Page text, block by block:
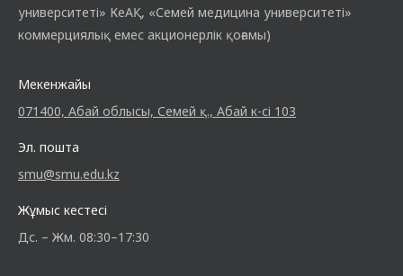
университеті» КеАҚ, «Семей медицина университеті»
коммерциялық емес акционерлік қоғамы)
Мекенжайы
071400, Абай облысы, Семей қ., Абай к-сі 103
Эл. пошта
smu@smu.edu.kz
Жұмыс кестесі
Дс. – Жм. 08:30–17:30